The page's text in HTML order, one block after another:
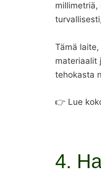
Tämä
materiaalit
tehokasta
👉 Lue
4.